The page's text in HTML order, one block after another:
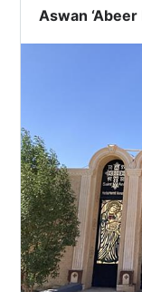
に行われる。実
Aswan